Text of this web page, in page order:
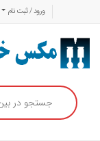
ورود / ثبت نام